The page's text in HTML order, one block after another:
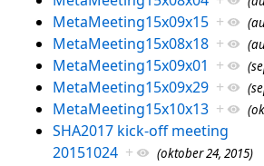
MetaMeeting15x09x15 +
MetaMeeting15x08x18 +
MetaMeeting15x09x01 +
MetaMeeting15x09x29 +
MetaMeeting15x10x13 +
SHA2017 kick-off meeting
20151024 + (oktober 24, 2015)